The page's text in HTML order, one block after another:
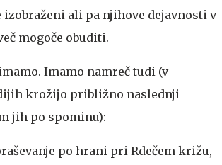
izobraženi ali pa njihove dejavnosti v
mogoče obuditi.
Imamo namreč tudi (v
krožijo približno naslednji
jih po spominu):
po hrani pri Rdečem križu,